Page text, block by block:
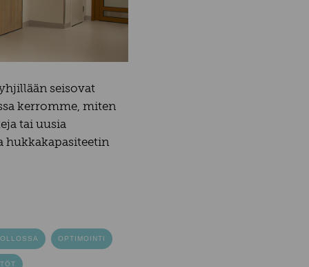
seisovat
kerromme, miten
tai uusia
hukkakapasiteetin
OPTIMOINTI